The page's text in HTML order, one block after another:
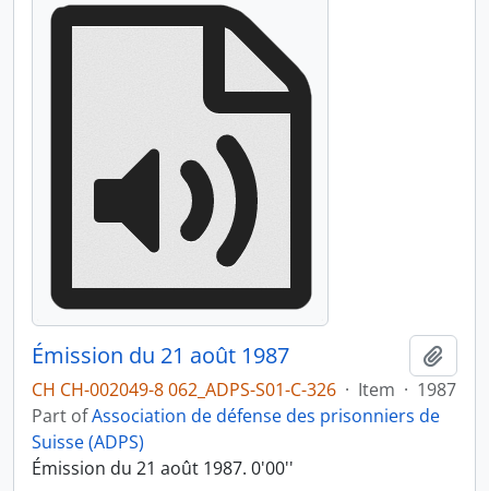
Émission du 21 août 1987
CH CH-002049-8 062_ADPS-S01-C-326 · Item · 1987
Part ofAssociation de défense des prisonniers de
Suisse (ADPS)
Émission du 21 août 1987. 0'00''